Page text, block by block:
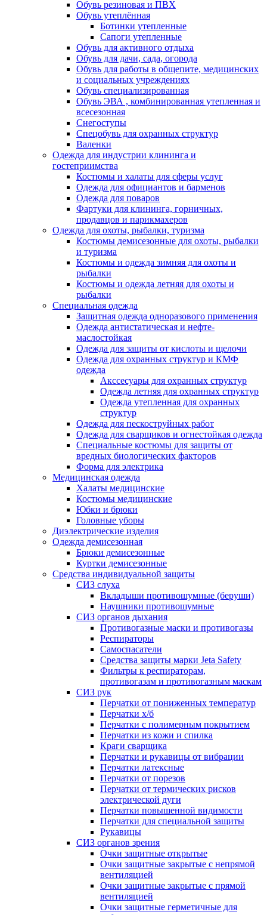
Обувь резиновая и ПВХ
Обувь утеплённая
Ботинки утепленные
Сапоги утепленные
Обувь для активного отдыха
Обувь для дачи, сада, огорода
Обувь для работы в общепите, медицинских
и социальных учреждениях
Обувь специализированная
Обувь ЭВА , комбинированная утепленная и
всесезонная
Снегоступы
Спецобувь для охранных структур
Валенки
Одежда для индустрии клининга и
гостеприимства
Костюмы и халаты для сферы услуг
Одежда для официантов и барменов
Одежда для поваров
Фартуки для клининга, горничных,
продавцов и парикмахеров
Одежда для охоты, рыбалки, туризма
Костюмы демисезонные для охоты, рыбалки
и туризма
Костюмы и одежда зимняя для охоты и
рыбалки
Костюмы и одежда летняя для охоты и
рыбалки
Специальная одежда
Защитная одежда одноразового применения
Одежда антистатическая и нефте-
маслостойкая
Одежда для защиты от кислоты и щелочи
Одежда для охранных структур и КМФ
одежда
Акссесуары для охранных структур
Одежда летняя для охранных структур
Одежда утепленная для охранных
структур
Одежда для пескоструйных работ
Одежда для сварщиков и огнестойкая одежда
Специальные костюмы для защиты от
вредных биологических факторов
Форма для электрика
Медицинская одежда
Халаты медицинские
Костюмы медицинские
Юбки и брюки
Головные уборы
Диэлектрические изделия
Одежда демисезонная
Брюки демисезонные
Куртки демисезонные
Средства индивидуальной защиты
СИЗ слуха
Вкладыши противошумные (беруши)
Наушники противошумные
СИЗ органов дыхания
Противогазные маски и противогазы
Респираторы
Самоспасатели
Средства защиты марки Jeta Safety
Фильтры к респираторам,
противогазам и противогазным маскам
СИЗ рук
Перчатки от пониженных температур
Перчатки х/б
Перчатки с полимерным покрытием
Перчатки из кожи и спилка
Краги сварщика
Перчатки и рукавицы от вибрации
Перчатки латексные
Перчатки от порезов
Перчатки от термических рисков
электрической дуги
Перчатки повышенной видимости
Перчатки для специальной защиты
Рукавицы
СИЗ органов зрения
Очки защитные открытые
Очки защитные закрытые с непрямой
вентиляцией
Очки защитные закрытые с прямой
вентиляцией
Очки защитные герметичные для